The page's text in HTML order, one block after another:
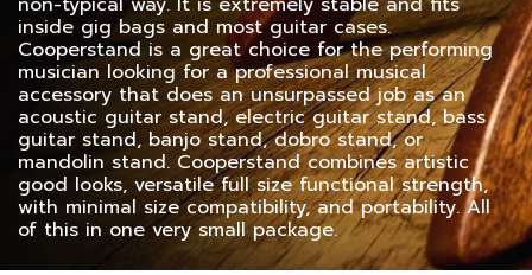
inside gig bags and most guitar cases.
Cooperstand is a great choice for the performing
musician looking for a professional musical
accessory that does an unsurpassed job as an
acoustic guitar stand, electric guitar stand, bass
guitar stand, banjo stand, dobro stand, or
mandolin stand. Cooperstand combines artistic
good looks, versatile full size functional strength,
with minimal size compatibility, and portability. All
of this in one very small package.